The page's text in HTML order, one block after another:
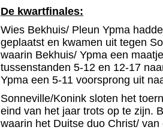
De kwartfinales:
Wies Bekhuis/ Pleun Ypma
geplaatst en kwamen uit tegen
waarin Bekhuis/ Ypma een
tussenstanden 5-12 en 12-17
Ypma een 5-11 voorsprong uit
Sonneville/Konink sloten het
eind van het jaar trots op te zijn.
waarin het Duitse duo Christ/